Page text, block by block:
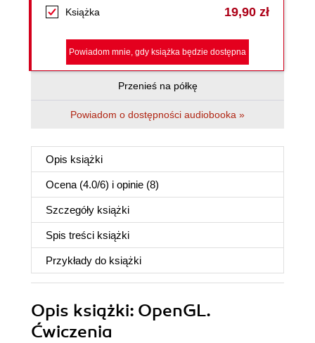
Książka 19,90 zł
Powiadom mnie, gdy książka będzie dostępna
Przenieś na półkę
Powiadom o dostępności audiobooka »
Opis książki
Ocena (4.0/6) i opinie (8)
Szczegóły książki
Spis treści książki
Przykłady do książki
Opis książki: OpenGL.
Ćwiczenia